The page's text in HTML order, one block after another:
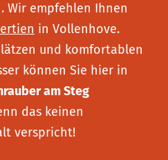
Wir empfehlen Ihnen
in Vollenhove.
und komfortablen
können Sie hier in
am Steg
das keinen
verspricht!